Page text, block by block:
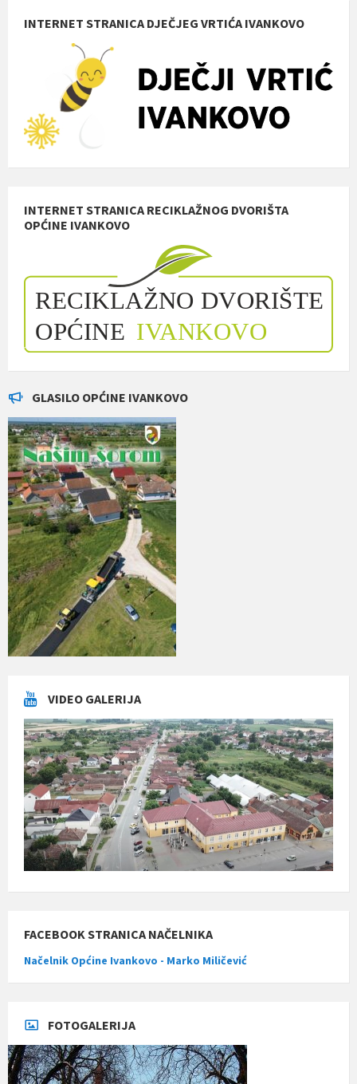
INTERNET STRANICA DJEČJEG VRTIĆA IVANKOVO
INTERNET STRANICA RECIKLAŽNOG DVORIŠTA
OPĆINE IVANKOVO
GLASILO OPĆINE IVANKOVO
VIDEO GALERIJA
FACEBOOK STRANICA NAČELNIKA
Načelnik Općine Ivankovo - Marko Miličević
FOTOGALERIJA